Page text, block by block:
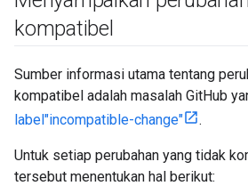
kompatibel
Sumber informasi utama tentang
kompatibel adalah masalah GitHub
label"incompatible-change"
.
Untuk setiap perubahan yang tidak
tersebut menentukan hal berikut: